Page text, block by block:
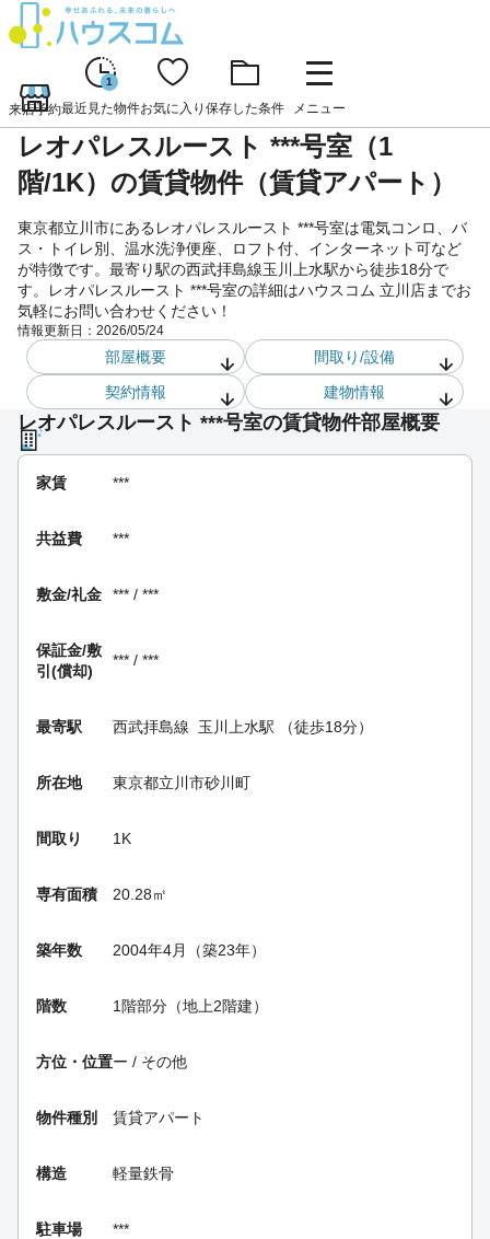
来店予約
1
最近見た物件お気に入り 保存した条件 メニュー
レオパレスルースト ***号室（1
階/1K）の賃貸物件（賃貸アパート）
東京都立川市にあるレオパレスルースト ***号室は電気コンロ、バ
ス・トイレ別、温水洗浄便座、ロフト付、インターネット可など
が特徴です。最寄り駅の西武拝島線玉川上水駅から徒歩18分で
す。レオパレスルースト ***号室の詳細はハウスコム 立川店までお
気軽にお問い合わせください！
情報更新日： 2026/05/24
部屋概要
間取り/設備
契約情報
建物情報
レオパレスルースト ***号室の賃貸物件部屋概要
家賃 ***
共益費 ***
敷金/礼金 *** / ***
保証金/敷
引(償却)
*** / ***
最寄駅 西武拝島線 玉川上水駅 （徒歩18分）
所在地 東京都立川市砂川町
間取り 1K
専有面積 20.28㎡
築年数 2004年4月（築23年）
階数 1階部分（地上2階建）
方位・位置ー / その他
物件種別 賃貸アパート
構造 軽量鉄骨
駐車場 ***